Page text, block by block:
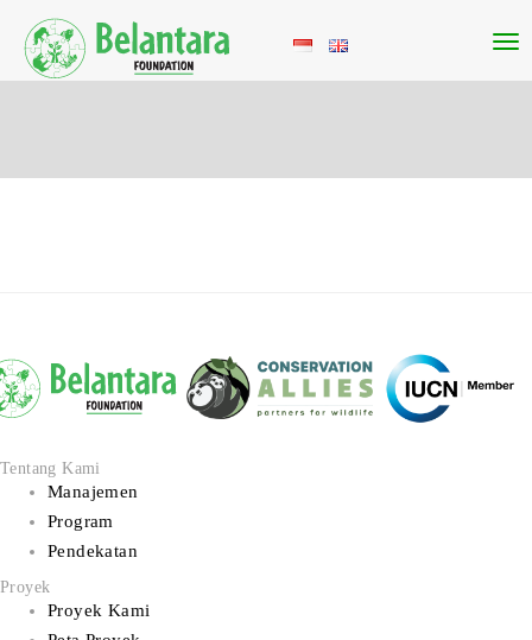
Tentang Kami
Manajemen
Program
Pendekatan
Proyek
Proyek Kami